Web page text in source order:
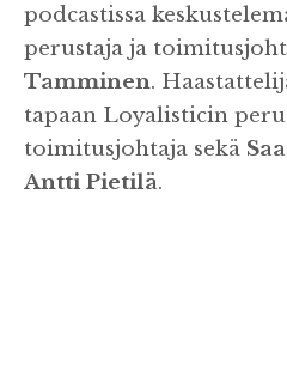
podcastissa
perustaja ja
Tamminen.
tapaan Loyalisticin
toimitusjohtaja sekä
Antti Pietilä.